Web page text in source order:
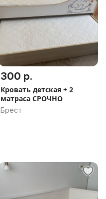
300 р.
Кровать детская + 2
матраса СРОЧНО
Брест